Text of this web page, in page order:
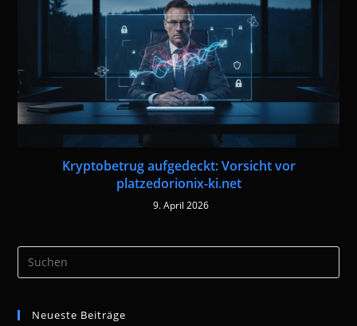
Kryptobetrug aufgedeckt: Vorsicht vor
platzedorionix-ki.net
9. April 2026
Neueste Beiträge